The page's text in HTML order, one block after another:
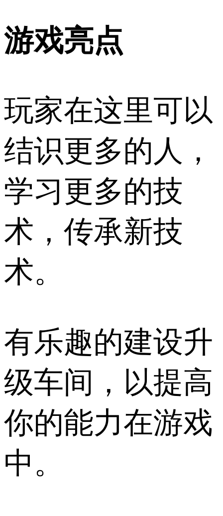
游戏亮点
玩家在这里可以
结识更多的人，
学习更多的技
术，传承新技
术。
有乐趣的建设升
级车间，以提高
你的能力在游戏
中。